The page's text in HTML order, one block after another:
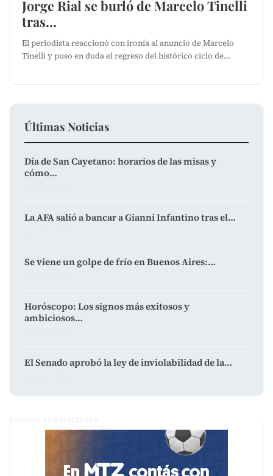
Jorge Rial se burló de Marcelo Tinelli
tras…
El periodista reaccionó con ironía al anuncio de Marcelo
Tinelli y puso en duda el regreso del histórico ciclo de…
Últimas Noticias
Día de San Cayetano: horarios de las misas y
cómo…
La AFA salió a bancar a Gianni Infantino tras el…
Se viene un golpe de frío en Buenos Aires:…
Horóscopo: Los signos más exitosos y
ambiciosos…
El Senado aprobó la ley de inviolabilidad de la…
ESPACIO PUBLICITARIO